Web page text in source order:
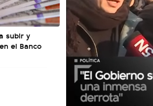
subir y
el Banco